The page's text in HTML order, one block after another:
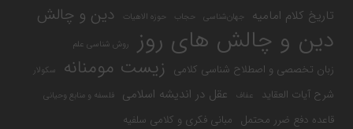
تاریخ کلام امامیه جهان‌شناسی حجاب حوزه الاهیات دین و چالش
دین و چالش های روز روش شناسی علم
زبان تخصصی و اصطلاح شناسی کلامی زیست مومنانه سکولار
شرح آیات العقاید عفاف عقل در اندیشه اسلامی فلسفه و منابع وحیانی
قاعده دفع ضرر محتمل مبانی فکری و کلامی سلفیه